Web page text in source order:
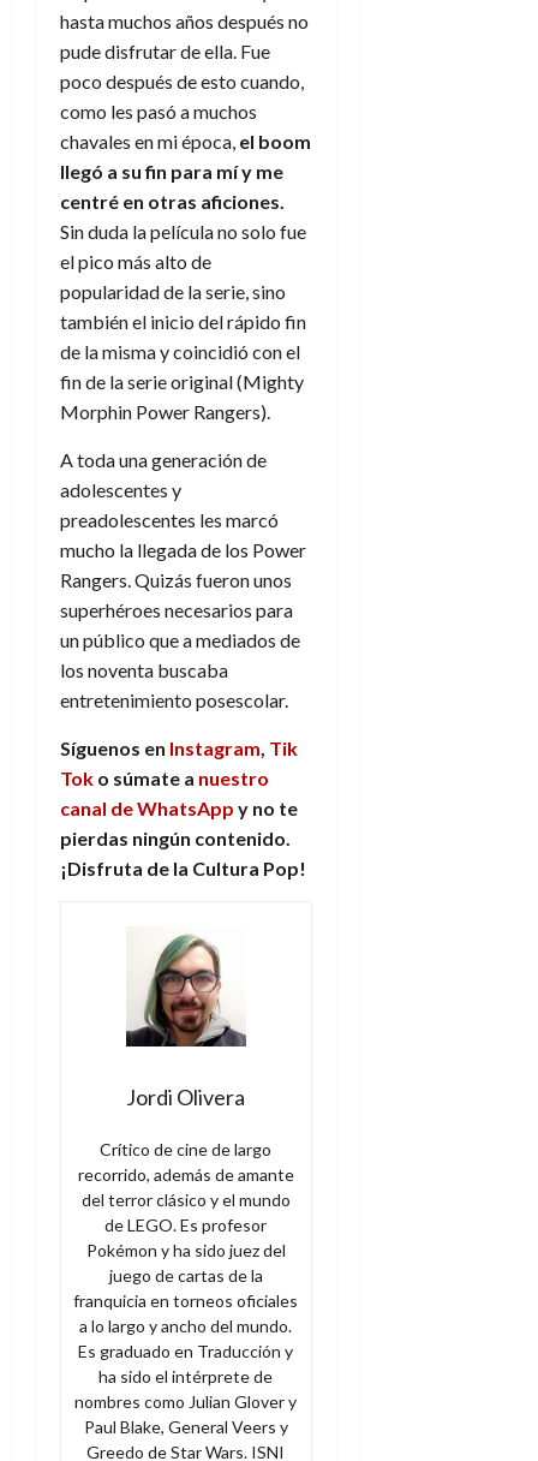
hasta muchos años después no
pude disfrutar de ella. Fue
poco después de esto cuando,
como les pasó a muchos
chavales en mi época, el boom
llegó a su fin para mí y me
centré en otras aficiones.
Sin duda la película no solo fue
el pico más alto de
popularidad de la serie, sino
también el inicio del rápido fin
de la misma y coincidió con el
fin de la serie original (Mighty
Morphin Power Rangers).
A toda una generación de
adolescentes y
preadolescentes les marcó
mucho la llegada de los Power
Rangers. Quizás fueron unos
superhéroes necesarios para
un público que a mediados de
los noventa buscaba
entretenimiento posescolar.
Síguenos en Instagram, Tik
Tok o súmate a nuestro
canal de WhatsApp y no te
pierdas ningún contenido.
¡Disfruta de la Cultura Pop!
Jordi Olivera
Crítico de cine de largo
recorrido, además de amante
del terror clásico y el mundo
de LEGO. Es profesor
Pokémon y ha sido juez del
juego de cartas de la
franquicia en torneos oficiales
a lo largo y ancho del mundo.
Es graduado en Traducción y
ha sido el intérprete de
nombres como Julian Glover y
Paul Blake, General Veers y
Greedo de Star Wars. ISNI